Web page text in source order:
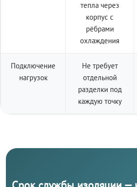
тепла через
корпус с
рёбрами
охлаждения
Подключение
нагрузок
Не требует
отдельной
разделки под
каждую точку